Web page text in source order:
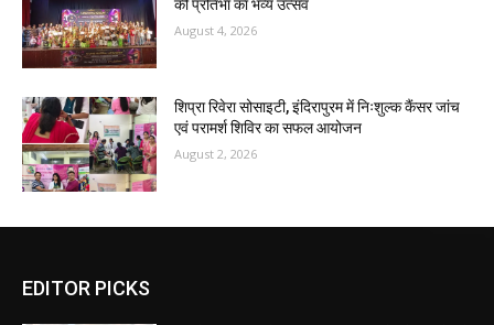
की प्रतिभा का भव्य उत्सव
August 4, 2026
शिप्रा रिवेरा सोसाइटी, इंदिरापुरम में निःशुल्क कैंसर जांच
एवं परामर्श शिविर का सफल आयोजन
August 2, 2026
EDITOR PICKS